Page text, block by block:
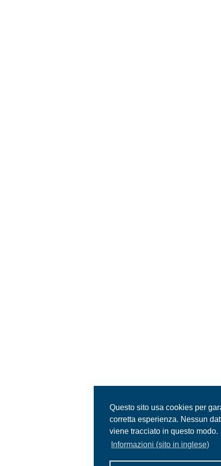
Questo sito usa cookies per
corretta esperienza. Nessun
viene tracciato in questo modo.
Informazioni (sito in inglese)